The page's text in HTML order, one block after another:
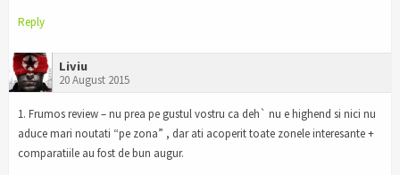
Reply
Liviu
20 August 2015
1. Frumos review – nu prea pe gustul vostru ca deh` nu e highend si nici nu
aduce mari noutati “pe zona” , dar ati acoperit toate zonele interesante +
comparatiile au fost de bun augur.